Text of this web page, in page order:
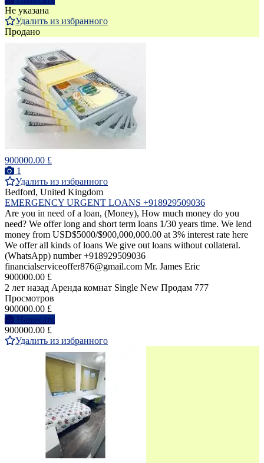
Не указана
Удалить из избранного
Продано
900000.00 £
1
Удалить из избранного
Bedford, United Kingdom
EMERGENCY URGENT LOANS +918929509036
Are you in need of a loan, (Money), How much money do you
need? We offer long and short term loans 1/30 years time. We lend
money from USD$5000/$900,000,000.00 at 3% interest rate here
We offer all kinds of loans We give out loans without collateral.
(WhatsApp) number +918929509036
financialserviceoffer876@gmail.com Mr. James Eric
900000.00 £
2 лет назад Аренда комнат Single New Продам 777
Просмотров
900000.00 £
Написать
900000.00 £
Удалить из избранного